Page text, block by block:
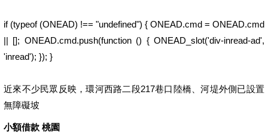
if (typeof (ONEAD) !== "undefined") { ONEAD.cmd = ONEAD.cmd
|| []; ONEAD.cmd.push(function () { ONEAD_slot('div-inread-ad',
'inread'); }); }
近來不少民眾反映，環河西路二段217巷口陸橋、河堤外側已設置
無障礙坡
小額借款 桃園